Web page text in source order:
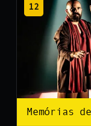
12
Memórias